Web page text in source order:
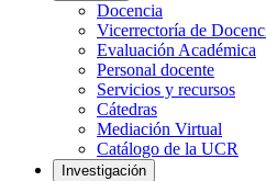
Docencia
Vicerrectoría de
Evaluación Académica
Personal docente
Servicios y recursos
Cátedras
Mediación Virtual
Catálogo de la UCR
Investigación